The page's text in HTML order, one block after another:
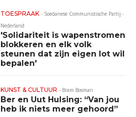
TOESPRAAK - Soedanese Communistische Partij -
Nederland
'Solidariteit is wapenstromen
blokkeren en elk volk
steunen dat zijn eigen lot wil
bepalen'
KUNST & CULTUUR - Bram Bosman
Ber en Uut Hulsing: “Van jou
heb ik niets meer gehoord”